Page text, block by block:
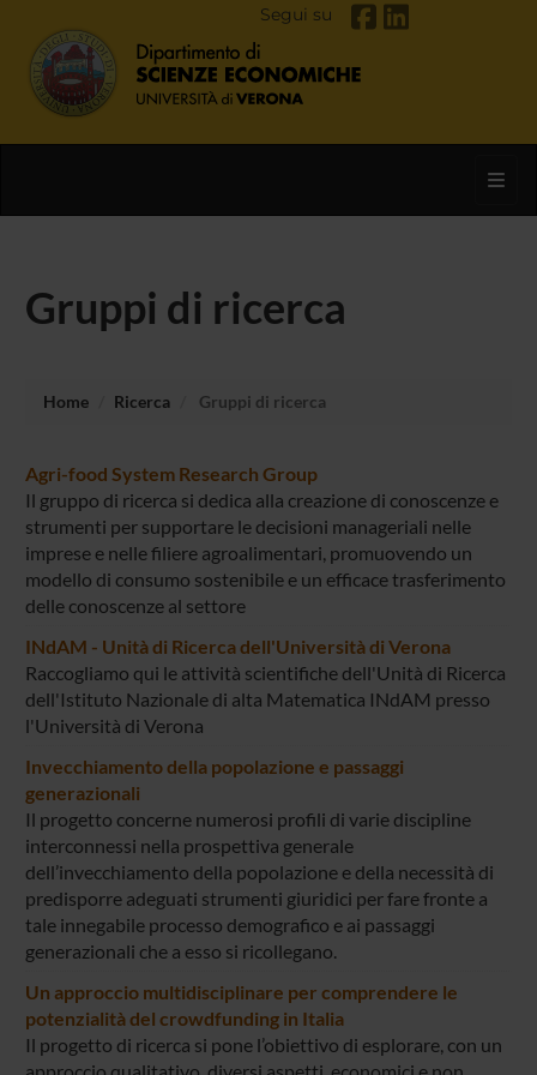
Segui su
Gruppi di ricerca
Home Ricerca Gruppi di ricerca
Agri-food System Research Group
Il gruppo di ricerca si dedica alla creazione di conoscenze e
strumenti per supportare le decisioni manageriali nelle
imprese e nelle filiere agroalimentari, promuovendo un
modello di consumo sostenibile e un efficace trasferimento
delle conoscenze al settore
INdAM - Unità di Ricerca dell'Università di Verona
Raccogliamo qui le attività scientifiche dell'Unità di Ricerca
dell'Istituto Nazionale di alta Matematica INdAM presso
l'Università di Verona
Invecchiamento della popolazione e passaggi
generazionali
Il progetto concerne numerosi profili di varie discipline
interconnessi nella prospettiva generale
dell’invecchiamento della popolazione e della necessità di
predisporre adeguati strumenti giuridici per fare fronte a
tale innegabile processo demografico e ai passaggi
generazionali che a esso si ricollegano.
Un approccio multidisciplinare per comprendere le
potenzialità del crowdfunding in Italia
Il progetto di ricerca si pone l’obiettivo di esplorare, con un